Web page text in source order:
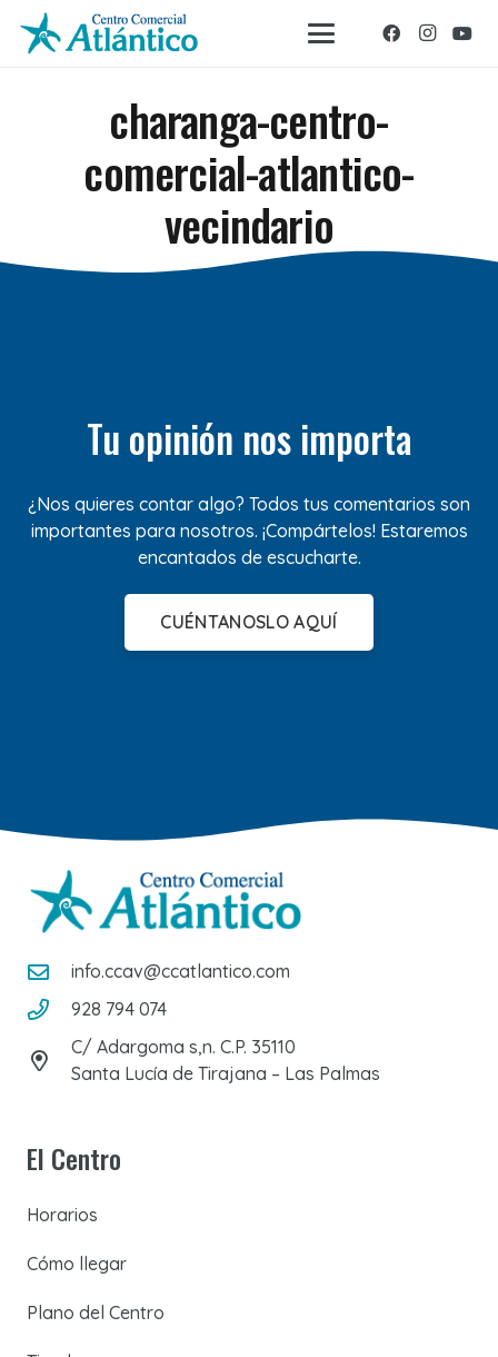
charanga-centro-
comercial-atlantico-
vecindario
Tu opinión nos importa
¿Nos quieres contar algo? Todos tus comentarios son
importantes para nosotros. ¡Compártelos! Estaremos
encantados de escucharte.
CUÉNTANOSLO AQUÍ
info.ccav@ccatlantico.com
928 794 074
C/ Adargoma s,n. C.P. 35110
Santa Lucía de Tirajana – Las Palmas
El Centro
Horarios
Cómo llegar
Plano del Centro